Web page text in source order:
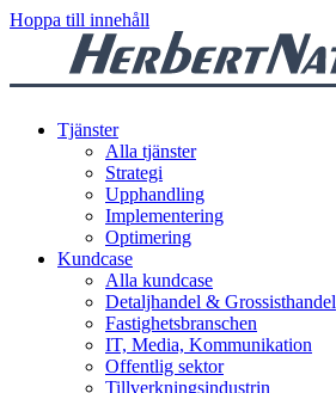
Hoppa till innehåll
Tjänster
Alla tjänster
Strategi
Upphandling
Implementering
Optimering
Kundcase
Alla kundcase
Detaljhandel & Grossisthandel
Fastighetsbranschen
IT, Media, Kommunikation
Offentlig sektor
Tillverkningsindustrin